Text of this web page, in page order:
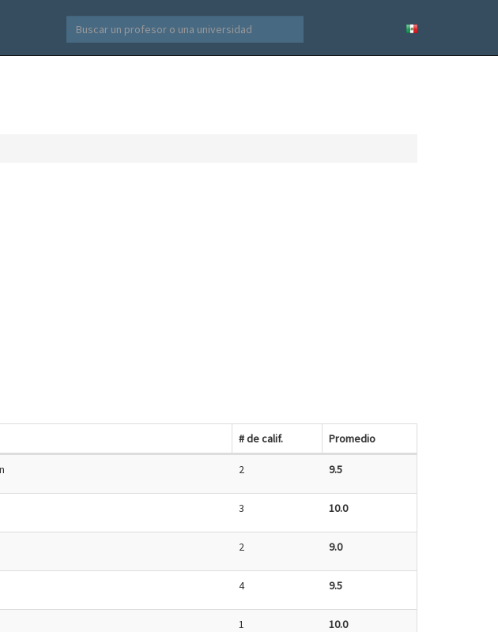
# de calif. Promedio
2 9.5
3 10.0
2 9.0
4 9.5
1 10.0